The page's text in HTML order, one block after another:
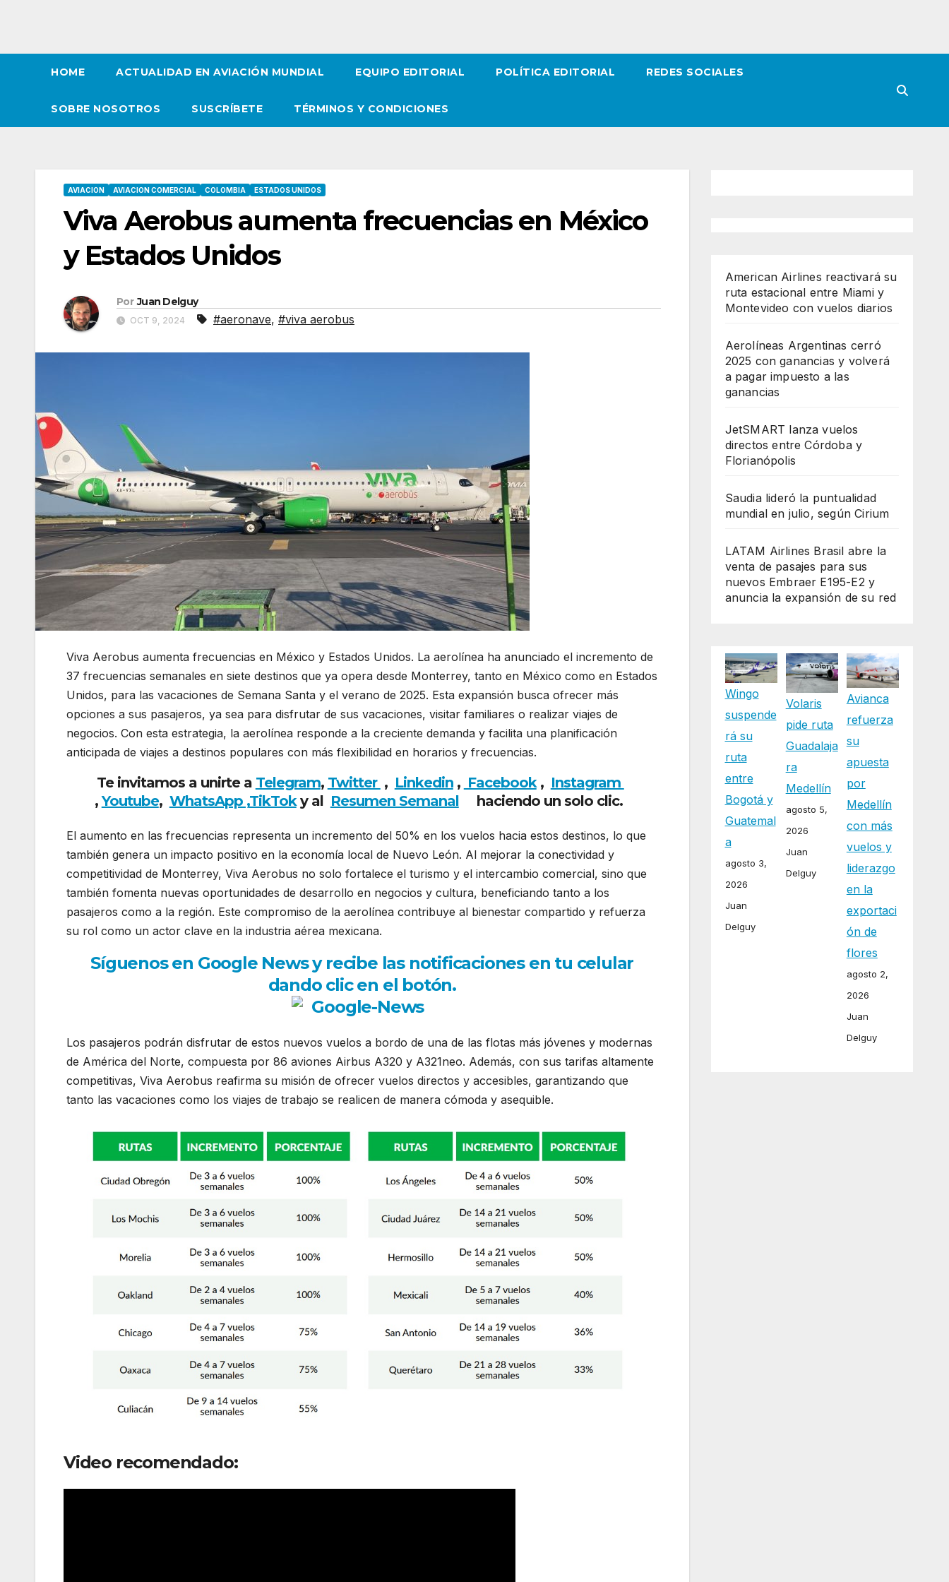
HOME ACTUALIDAD EN AVIACIÓN MUNDIAL EQUIPO EDITORIAL POLÍTICA EDITORIAL REDES SOCIALES
SOBRE NOSOTROS SUSCRÍBETE TÉRMINOS Y CONDICIONES
AVIACION AVIACION COMERCIAL COLOMBIA ESTADOS UNIDOS
Viva Aerobus aumenta frecuencias en México
y Estados Unidos
Por Juan Delguy
OCT 9, 2024 #aeronave, #viva aerobus
Viva Aerobus aumenta frecuencias en México y Estados Unidos. La aerolínea ha anunciado el incremento de
37 frecuencias semanales en siete destinos que ya opera desde Monterrey, tanto en México como en Estados
Unidos, para las vacaciones de Semana Santa y el verano de 2025. Esta expansión busca ofrecer más
opciones a sus pasajeros, ya sea para disfrutar de sus vacaciones, visitar familiares o realizar viajes de
negocios. Con esta estrategia, la aerolínea responde a la creciente demanda y facilita una planificación
anticipada de viajes a destinos populares con más flexibilidad en horarios y frecuencias.
Te invitamos a unirte a Telegram, Twitter , Linkedin, Facebook, Instagram
,Youtube, WhatsApp ,TikToky al Resumen Semanalhaciendo un solo clic.
El aumento en las frecuencias representa un incremento del 50% en los vuelos hacia estos destinos, lo que
también genera un impacto positivo en la economía local de Nuevo León. Al mejorar la conectividad y
competitividad de Monterrey, Viva Aerobus no solo fortalece el turismo y el intercambio comercial, sino que
también fomenta nuevas oportunidades de desarrollo en negocios y cultura, beneficiando tanto a los
pasajeros como a la región. Este compromiso de la aerolínea contribuye al bienestar compartido y refuerza
su rol como un actor clave en la industria aérea mexicana.
Síguenos en Google News y recibe las notificaciones en tu celular
dando clic en el botón.
Los pasajeros podrán disfrutar de estos nuevos vuelos a bordo de una de las flotas más jóvenes y modernas
de América del Norte, compuesta por 86 aviones Airbus A320 y A321neo. Además, con sus tarifas altamente
competitivas, Viva Aerobus reafirma su misión de ofrecer vuelos directos y accesibles, garantizando que
tanto las vacaciones como los viajes de trabajo se realicen de manera cómoda y asequible.
Video recomendado:
American Airlines reactivará su
ruta estacional entre Miami y
Montevideo con vuelos diarios
Aerolíneas Argentinas cerró
2025 con ganancias y volverá
a pagar impuesto a las
ganancias
JetSMART lanza vuelos
directos entre Córdoba y
Florianópolis
Saudia lideró la puntualidad
mundial en julio, según Cirium
LATAM Airlines Brasil abre la
venta de pasajes para sus
nuevos Embraer E195-E2 y
anuncia la expansión de su red
Wingo
suspende
rá su
ruta
entre
Bogotá y
Guatemal
a
agosto 3,
2026
Juan
Delguy
Volaris
pide ruta
Guadalaja
ra
Medellín
agosto 5,
2026
Juan
Delguy
Avianca
refuerza
su
apuesta
por
Medellín
con más
vuelos y
liderazgo
en la
exportaci
ón de
flores
agosto 2,
2026
Juan
Delguy